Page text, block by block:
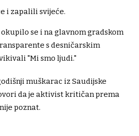
i zapalili svijeće.
se i na glavnom gradskom
s desničarskim
"Mi smo ljudi."
muškarac iz Saudijske
da je aktivist kritičan prema
poznat.